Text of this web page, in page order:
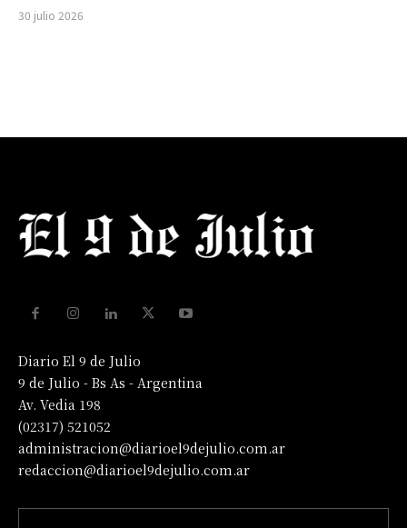
30 julio 2026
Diario El 9 de Julio
9 de Julio - Bs As - Argentina
Av. Vedia 198
(02317) 521052
administracion@diarioel9dejulio.com.ar
redaccion@diarioel9dejulio.com.ar